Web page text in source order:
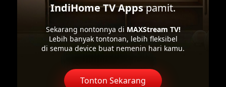
IndiHome TV Appspamit.
Sekarang nontonnya di MAXStream TV!
Lebih banyak tontonan, lebih fleksibel
di semua device buat nemenin hari kamu.
Tonton Sekarang